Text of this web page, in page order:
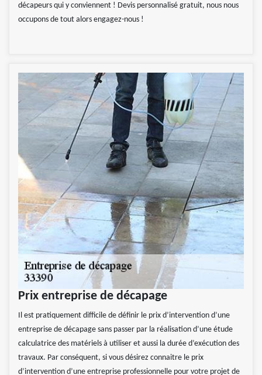
décapeurs qui y conviennent ! Devis personnalisé gratuit, nous nous
occupons de tout alors engagez-nous !
Prix entreprise de décapage
Il est pratiquement difficile de définir le prix d’intervention d’une
entreprise de décapage sans passer par la réalisation d’une étude
calculatrice des matériels à utiliser et aussi la durée d’exécution des
travaux. Par conséquent, si vous désirez connaitre le prix
d’intervention d’une entreprise professionnelle pour votre projet de